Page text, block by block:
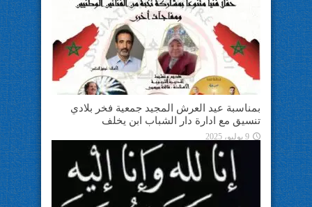
بمناسبة عيد العرش المجيد جمعية فخر بلادي
تنسيق مع ادارة دار الشباب ابن يخلف
9 يوليو، 2025